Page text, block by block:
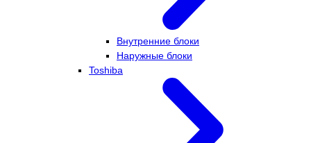
Внутренние блоки
Наружные блоки
Toshiba